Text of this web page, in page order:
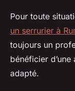
Pour toute
un serrurier à
toujours un
bénéficier d’une
adapté.